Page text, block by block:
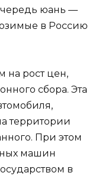
юань —
в Россию
на рост цен,
сбора. Эта
территории
При этом
машин
в